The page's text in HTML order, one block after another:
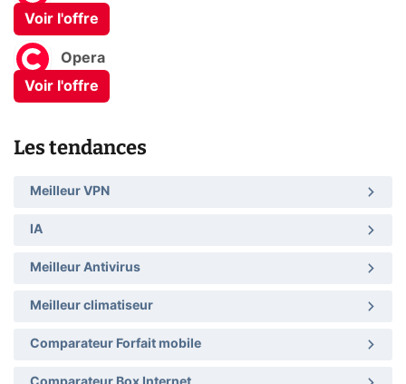
Voir l'offre
Opera
Voir l'offre
Les tendances
Meilleur VPN
IA
Meilleur Antivirus
Meilleur climatiseur
Comparateur Forfait mobile